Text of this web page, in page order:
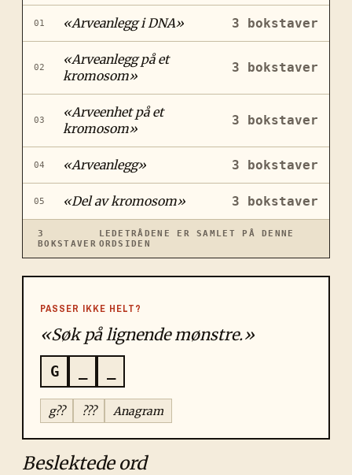
01 «Arveanlegg i DNA» 3 bokstaver
02
«Arveanlegg på et
kromosom»
3 bokstaver
03
«Arveenhet på et
kromosom»
3 bokstaver
04 «Arveanlegg» 3 bokstaver
05 «Del av kromosom» 3 bokstaver
3
BOKSTAVER
LEDETRÅDENE ER SAMLET PÅ DENNE
ORDSIDEN
PASSER IKKE HELT?
«Søk på lignende mønstre.»
G
g?? ??? Anagram
Beslektede ord